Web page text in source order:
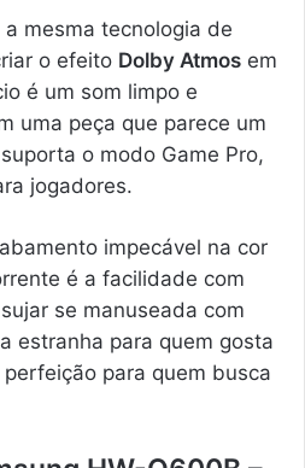
mesma tecnologia de
o efeito Dolby Atmos em
é um som limpo e
uma peça que parece um
o modo Game Pro,
jogadores.
impecável na cor
é a facilidade com
se manuseada com
estranha para quem gosta
para quem busca